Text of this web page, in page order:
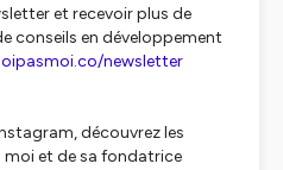
et recevoir plus de
conseils en développement
newsletter
découvrez les
moi et de sa fondatrice